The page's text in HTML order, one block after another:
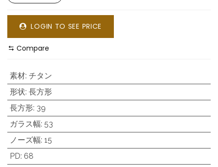
LOGIN TO SEE PRICE
Compare
素材: チタン
形状: 長方形
長方形: 39
ガラス幅: 53
ノーズ幅: 15
PD: 68